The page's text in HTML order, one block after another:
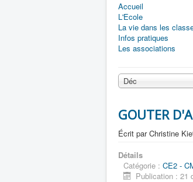
Accueil
L'Ecole
La vie dans les
Infos pratiques
Les associations
Déc
GOUTER
Écrit parChristine
Détails
Catégorie : CE2 -
Publication : 21